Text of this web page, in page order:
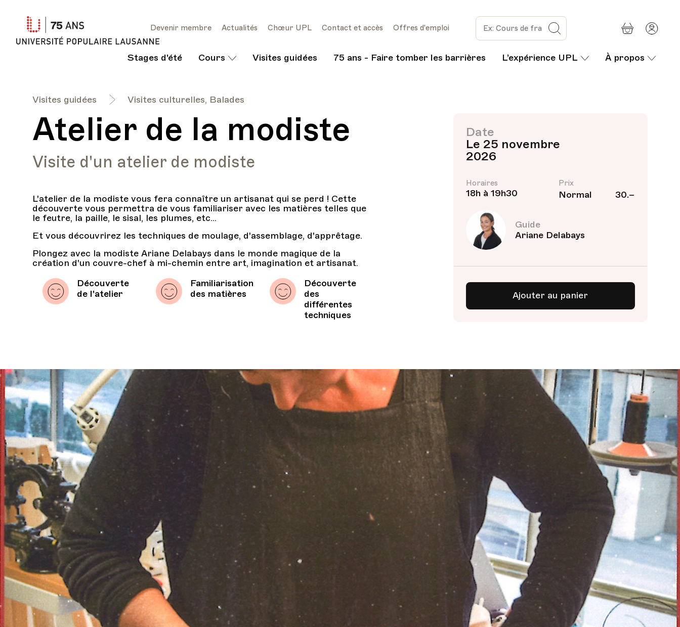
Université
Lausanne
Visites guidées Visites culturelles, Balades
Atelier de la modiste
Visite d'un atelier de modiste
L'atelier de la modiste vous fera connaître un artisanat qui se perd ! Cette
découverte vous permettra de vous familiariser avec les matières telles que
le feutre, la paille, le sisal, les plumes, etc...
Et vous découvrirez les techniques de moulage, d'assemblage, d'apprêtage.
Plongez avec la modiste Ariane Delabays dans le monde magique de la
création d'un couvre-chef à mi-chemin entre art, imagination et artisanat.
Découverte
de l'atelier
Familiarisation
des matières
Découverte
des
différentes
techniques
Date
Le 25 novembre
2026
Horaires
18h à 19h30
Prix
Normal 30.–
Guide
Ariane Delabays
Ajouter au panier
Panier
Stages d'été Cours Visites guidées 75 ans - Faire tomber les barrières L’expérience UPL À propos
Devenir membre Actualités Chœur UPL Contact et accès Offres d'emploi